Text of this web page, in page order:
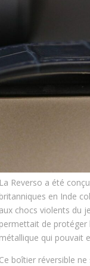
La Reverso a été
britanniques en Inde
aux chocs violents du
permettait de protéger
métallique qui pouvait
Ce boîtier réversible